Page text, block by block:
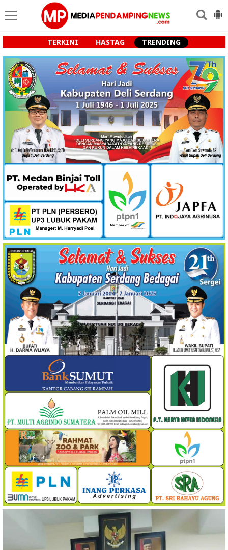
TERKINI HASTAG TRENDING